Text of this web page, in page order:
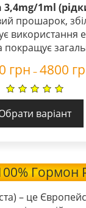
3,4mg/1ml
прошарок,
використання
покращує
грн – 4800
варіант
Гормон
– це